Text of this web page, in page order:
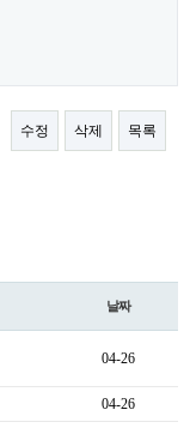
수정 삭제 목록
날짜
04-26
04-26